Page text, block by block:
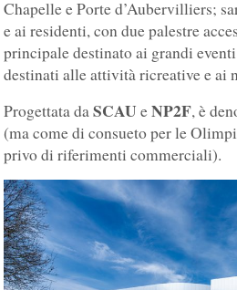
Chapelle e Porte d’Aubervilliers;
e ai residenti, con due palestre
principale destinato ai grandi
destinati alle attività ricreative e ai
Progettata daSCAU eNP2F, è
(ma come di consueto per le
privo di riferimenti commerciali).